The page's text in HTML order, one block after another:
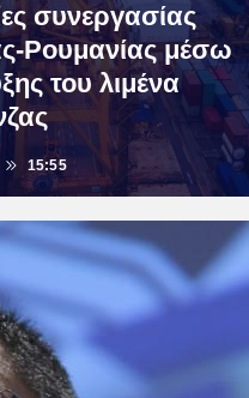
συνεργασίας
Ρουμανίας μέσω
του λιμένα
15:55